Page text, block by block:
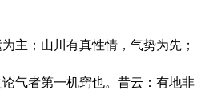
主；山川有真性情，气势为先；
气者第一机窍也。昔云：有地非